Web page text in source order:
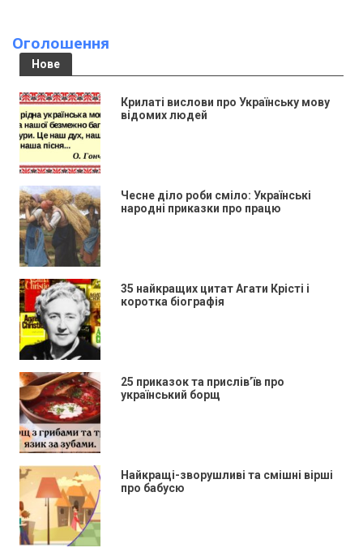
Оголошення
Нове
Крилаті вислови про Українську мову
відомих людей
Чесне діло роби сміло: Українські
народні приказки про працю
35 найкращих цитат Агати Крісті і
коротка біографія
25 приказок та прислів’їв про
український борщ
Найкращі-зворушливі та смішні вірші
про бабусю